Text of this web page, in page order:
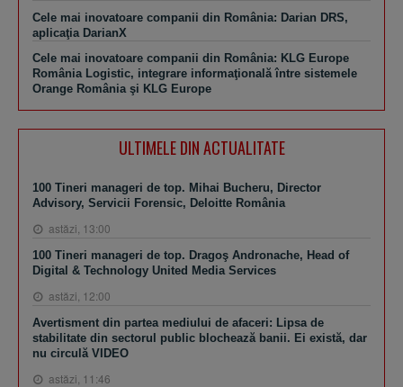
Cele mai inovatoare companii din România: Darian DRS,
aplicaţia DarianX
Cele mai inovatoare companii din România: KLG Europe
România Logistic, integrare informaţională între sistemele
Orange România şi KLG Europe
ULTIMELE DIN ACTUALITATE
100 Tineri manageri de top. Mihai Bucheru, Director
Advisory, Servicii Forensic, Deloitte România
astăzi, 13:00
100 Tineri manageri de top. Dragoş Andronache, Head of
Digital & Technology United Media Services
astăzi, 12:00
Avertisment din partea mediului de afaceri: Lipsa de
stabilitate din sectorul public blochează banii. Ei există, dar
nu circulă VIDEO
astăzi, 11:46